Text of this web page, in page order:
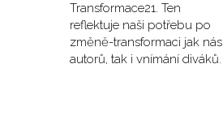
Transformace21. Ten
reflektuje naši potřebu po
změně-transformaci jak nás
autorů, tak i vnímání diváků.